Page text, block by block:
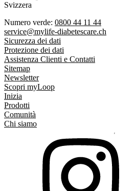
Svizzera
Numero verde: 0800 44 11 44
service@mylife-diabetescare.ch
Sicurezza dei dati
Protezione dei dati
Assistenza Clienti e Contatti
Sitemap
Newsletter
Scopri myLoop
Inizia
Prodotti
Comunità
Chi siamo